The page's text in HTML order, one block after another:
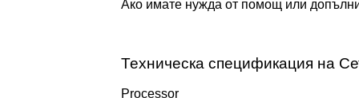
Ако имате нужда от помощ или
Техническа спецификация на
Processor